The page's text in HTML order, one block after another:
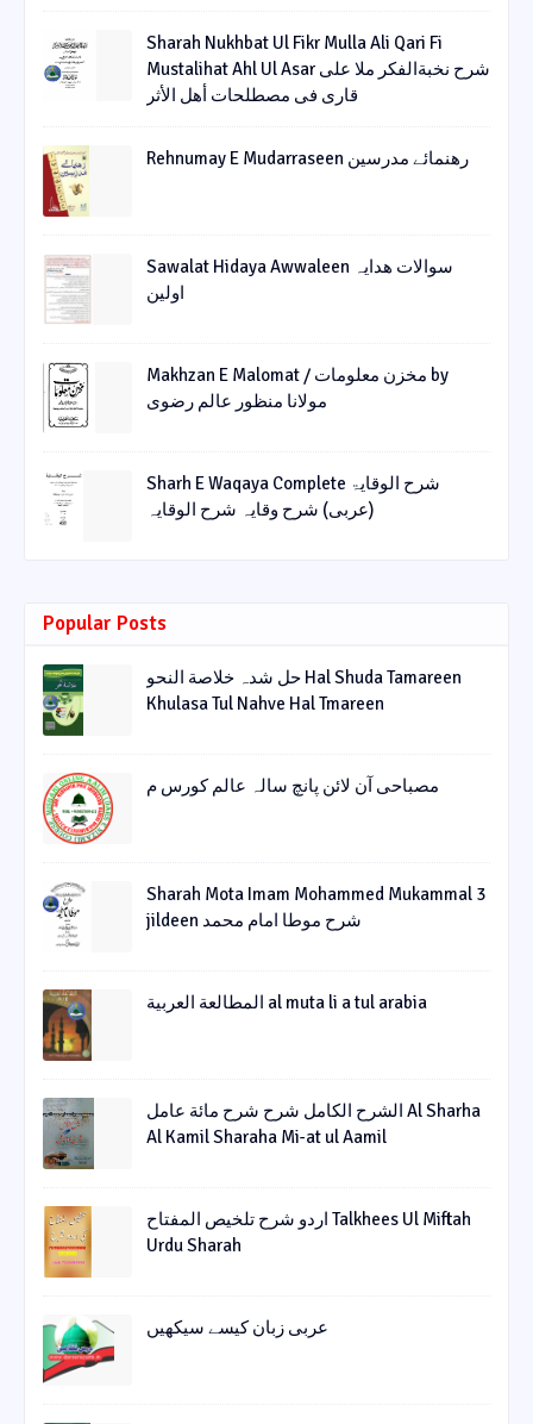
Sharah Nukhbat Ul Fikr Mulla Ali Qari Fi
Mustalihat Ahl Ul Asar شرح نخبةالفکر ملا علی
قاری فی مصطلحات أھل الأثر
Rehnumay E Mudarraseen رهنمائے مدرسین
Sawalat Hidaya Awwaleen سوالات ھدایہ
اولین
Makhzan E Malomat / مخزن معلومات by
مولانا منظور عالم رضوی
Sharh E Waqaya Complete شرح الوقایۃ
(عربی) شرح وقایہ شرح الوقایہ
Popular Posts
حل شدہ خلاصة النحو Hal Shuda Tamareen
Khulasa Tul Nahve Hal Tmareen
مصباحی آن لائن پانچ سالہ عالم کورس م
Sharah Mota Imam Mohammed Mukammal 3
jildeen شرح موطا امام محمد
المطالعة العربية al muta li a tul arabia
الشرح الکامل شرح شرح مائة عامل Al Sharha
Al Kamil Sharaha Mi-at ul Aamil
اردو شرح تلخیص المفتاح Talkhees Ul Miftah
Urdu Sharah
عربی زبان کیسے سیکھیں